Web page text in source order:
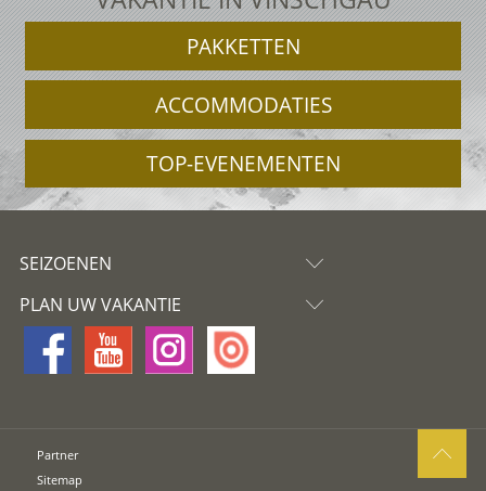
PAKKETTEN
ACCOMMODATIES
TOP-EVENEMENTEN
SEIZOENEN
PLAN UW VAKANTIE
Partner
Sitemap